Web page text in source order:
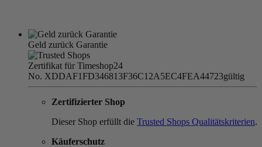
Geld zurück Garantie
Zertifikat für Timeshop24
No. XDDAF1FD346813F36C12A5EC4FEA44723gültig
Zertifizierter Shop
Dieser Shop erfüllt die Trusted Shops Qualitätskriterien.
Käuferschutz